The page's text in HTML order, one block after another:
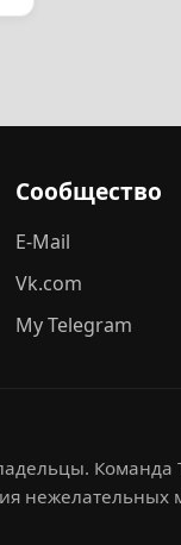
Сообщество
E-Mail
Vk.com
My Telegram
Команда
нежелательных